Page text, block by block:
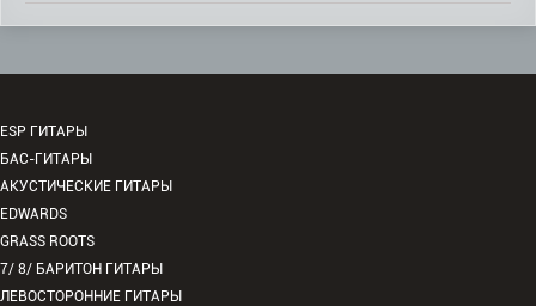
ESP ГИТАРЫ
БАС-ГИТАРЫ
АКУСТИЧЕСКИЕ ГИТАРЫ
EDWARDS
GRASS ROOTS
7/ 8/ БАРИТОН ГИТАРЫ
ЛЕВОСТОРОННИЕ ГИТАРЫ